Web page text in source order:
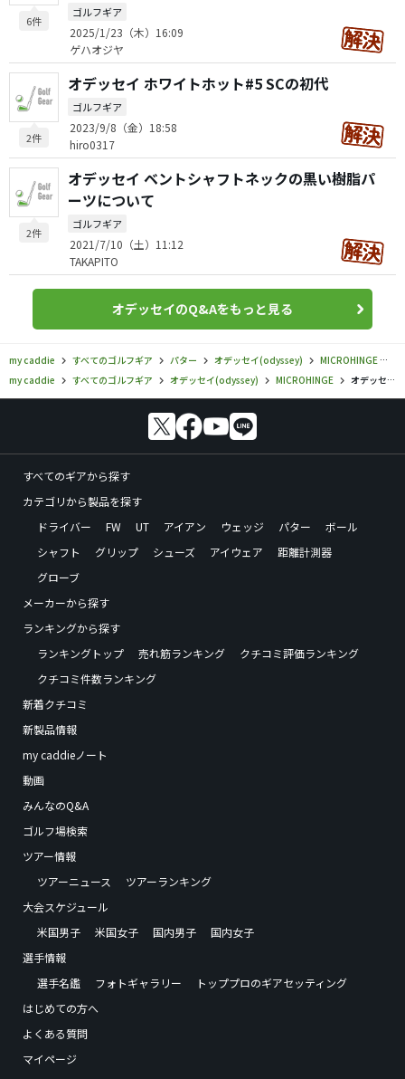
6件
ゴルフギア
2025/1/23（木）16:09
ゲハオジヤ
2件
オデッセイ ホワイトホット#5 SCの初代
ゴルフギア
2023/9/8（金）18:58
hiro0317
2件
オデッセイ ベントシャフトネックの黒い樹脂パ
ーツについて
ゴルフギア
2021/7/10（土）11:12
TAKAPITO
オデッセイのQ&Aをもっと見る
my caddie すべてのゴルフギア パター オデッセイ(odyssey) MICROHINGE
my caddie
すべてのゴルフギア オデッセイ(odyssey) MICROHINGE オデッセイ／MICROHINGE／マイクロヒンジパター #7 Sの口コミ評価
すべてのギアから探す
カテゴリから製品を探す
ドライバー
FW UT アイアン ウェッジ パター
ボール
シャフト
グリップ シューズ アイウェア
距離計測器
グローブ
メーカーから探す
ランキングから探す
ランキングトップ
売れ筋ランキング
クチコミ評価ランキング
クチコミ件数ランキング
新着クチコミ
新製品情報
my caddieノート
動画
みんなのQ&A
ゴルフ場検索
ツアー情報
ツアーニュース
ツアーランキング
大会スケジュール
米国男子
米国女子 国内男子
国内女子
選手情報
選手名鑑
フォトギャラリー
トッププロのギアセッティング
はじめての方へ
よくある質問
マイページ